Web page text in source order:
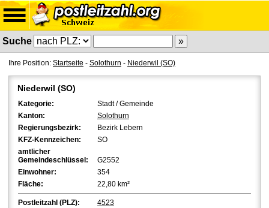
Suche
Ihre Position: Startseite - Solothurn - Niederwil (SO)
Niederwil (SO)
Kategorie:
Stadt / Gemeinde
Kanton:
Solothurn
Regierungsbezirk:
Bezirk Lebern
KFZ-Kennzeichen:
SO
amtlicher
Gemeindeschlüssel:
G2552
Einwohner:
354
Fläche:
22,80 km²
Postleitzahl (PLZ): 4523